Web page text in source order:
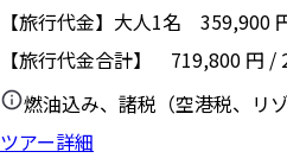
【旅行代金】大人1名 359,900
【旅行代金合計】 719,800 円 /
燃油込み、諸税（空港税、リ
ツアー詳細